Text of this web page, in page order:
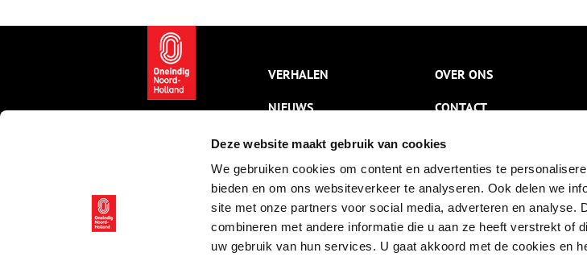
Deze website maakt gebruik van cookies
We gebruiken cookies om content en advertenties te
bieden en om ons websiteverkeer te analyseren. Ook delen we
site met onze partners voor social media, adverteren en analyse.
combineren met andere informatie die u aan ze heeft verstrekt of
uw gebruik van hun services. U gaat akkoord met de cookies en
VERHALEN
NIEUWS
KALENDER
THEMA’S
ACTIVITEITEN
VIDEO’S
OVER ONS
CONTACT
NIEUWSBRIEF
DISCLAIMER
PRIVACY
TOEGANKELIJKHEID